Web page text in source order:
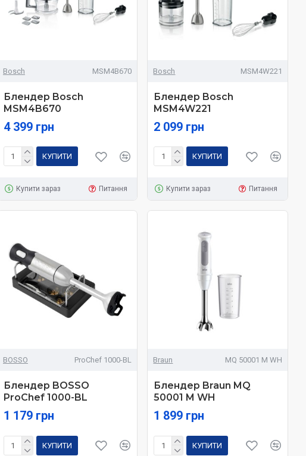
Bosch MSM4B670
Блендер Bosch
MSM4B670
4 399 грн
КУПИТИ
Купити зараз Питання
Bosch MSM4W221
Блендер Bosch
MSM4W221
2 099 грн
КУПИТИ
Купити зараз Питання
BOSSO ProChef 1000-BL
Блендер BOSSO
ProChef 1000-BL
1 179 грн
КУПИТИ
Braun MQ 50001 M WH
Блендер Braun MQ
50001 M WH
1 899 грн
КУПИТИ